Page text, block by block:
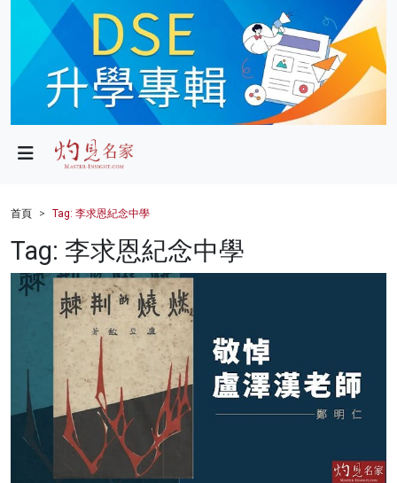
政局
財經
健康
商業
名家榜
灼見活動
首頁 Tag: 李求恩紀念中學
Tag: 李求恩紀念中學